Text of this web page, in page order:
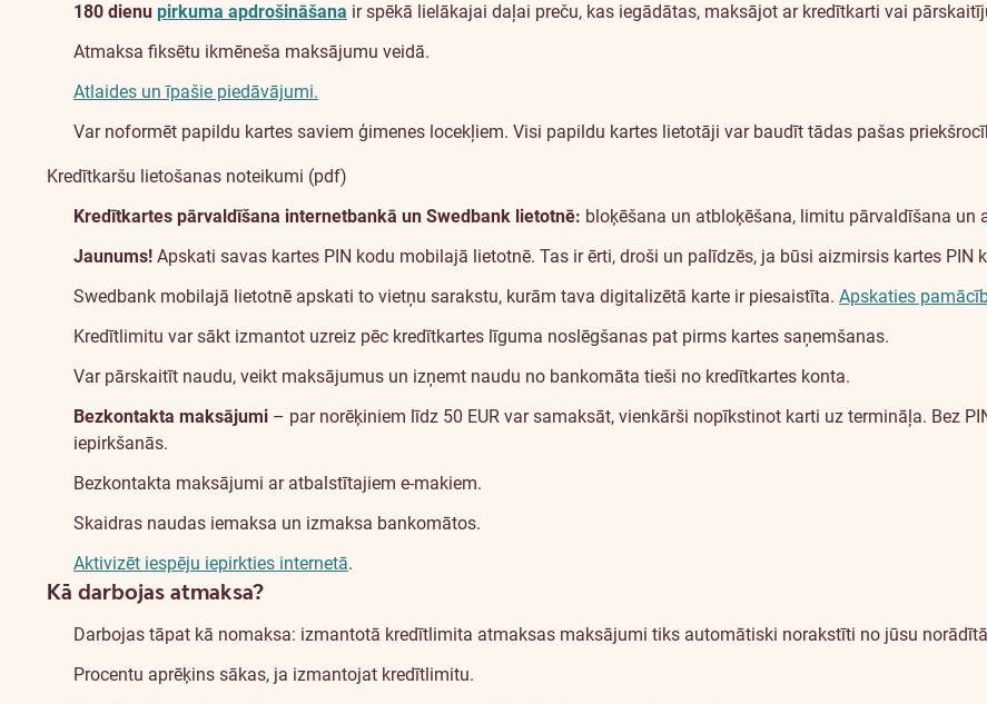
180 dienu pirkuma apdrošināšana ir spēkā lielākajai daļai preču, kas iegādātas, maksājot ar kredītkarti vai
Atmaksa fiksētu ikmēneša maksājumu veidā.
Atlaides un īpašie piedāvājumi.
Var noformēt papildu kartes saviem ģimenes locekļiem. Visi papildu kartes lietotāji var baudīt tādas pašas
Kredītkaršu lietošanas noteikumi (pdf)
Kredītkartes pārvaldīšana internetbankā un Swedbank lietotnē: bloķēšana un atbloķēšana, limitu pārvaldīšana un
Jaunums! Apskati savas kartes PIN kodu mobilajā lietotnē. Tas ir ērti, droši un palīdzēs, ja būsi aizmirsis kartes PIN
Swedbank mobilajā lietotnē apskati to vietņu sarakstu, kurām tava digitalizētā karte ir piesaistīta. Apskaties
Kredītlimitu var sākt izmantot uzreiz pēc kredītkartes līguma noslēgšanas pat pirms kartes saņemšanas.
Var pārskaitīt naudu, veikt maksājumus un izņemt naudu no bankomāta tieši no kredītkartes konta.
Bezkontakta maksājumi – par norēķiniem līdz 50 EUR var samaksāt, vienkārši nopīkstinot karti uz termināļa. Bez
iepirkšanās.
Bezkontakta maksājumi ar atbalstītajiem e-makiem.
Skaidras naudas iemaksa un izmaksa bankomātos.
Aktivizēt iespēju iepirkties internetā.
Kā darbojas atmaksa?
Darbojas tāpat kā nomaksa: izmantotā kredītlimita atmaksas maksājumi tiks automātiski norakstīti no jūsu
Procentu aprēķins sākas, ja izmantojat kredītlimitu.